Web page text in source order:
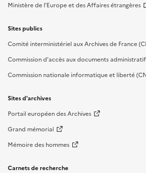
Ministère de l'Europe et des Affaires étrangères
Sites publics
Comité interministériel aux Archives de France
Commission d'accès aux documents
Commission nationale informatique et liberté
Sites d'archives
Portail européen des Archives
Grand mémorial
Mémoire des hommes
Carnets de recherche